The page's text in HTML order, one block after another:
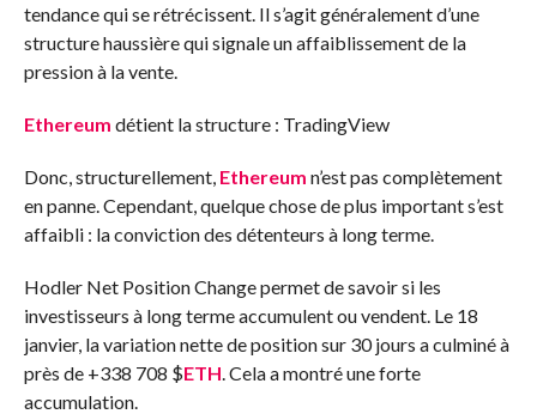
tendance qui se rétrécissent. Il s’agit généralement d’une
structure haussière qui signale un affaiblissement de la
pression à la vente.
Ethereum détient la structure : TradingView
Donc, structurellement, Ethereum n’est pas complètement
en panne. Cependant, quelque chose de plus important s’est
affaibli : la conviction des détenteurs à long terme.
Hodler Net Position Change permet de savoir si les
investisseurs à long terme accumulent ou vendent. Le 18
janvier, la variation nette de position sur 30 jours a culminé à
près de +338 708 $ETH. Cela a montré une forte
accumulation.